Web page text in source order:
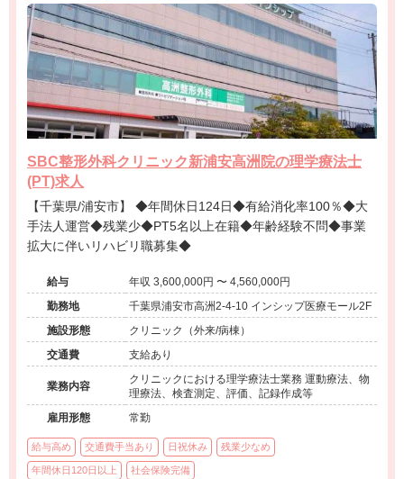
SBC整形外科クリニック新浦安高洲院の理学療法士
(PT)求人
【千葉県/浦安市】 ◆年間休日124日◆有給消化率100％◆大
手法人運営◆残業少◆PT5名以上在籍◆年齢経験不問◆事業
拡大に伴いリハビリ職募集◆
給与
年収 3,600,000円 〜 4,560,000円
勤務地
千葉県浦安市高洲2-4-10 インシップ医療モール2F
施設形態
クリニック（外来/病棟）
交通費
支給あり
業務内容
クリニックにおける理学療法士業務 運動療法、物
理療法、検査測定、評価、記録作成等
雇用形態
常勤
給与高め 交通費手当あり 日祝休み 残業少なめ
年間休日120日以上 社会保険完備